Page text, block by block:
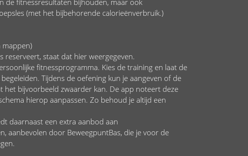
de fitnessresultaten bijhouden, maar ook
(met het bijbehorende calorieënverbruik.)
mappen)
reserveert, staat dat hier weergegeven.
fitnessprogramma. Kies de training en laat de
Tijdens de oefening kun je aangeven of de
het bijvoorbeeld zwaarder kan. De app noteert deze
hierop aanpassen. Zo behoud je altijd een
daarnaast een extra aanbod aan
aanbevolen door BeweegpuntBas, die je voor de